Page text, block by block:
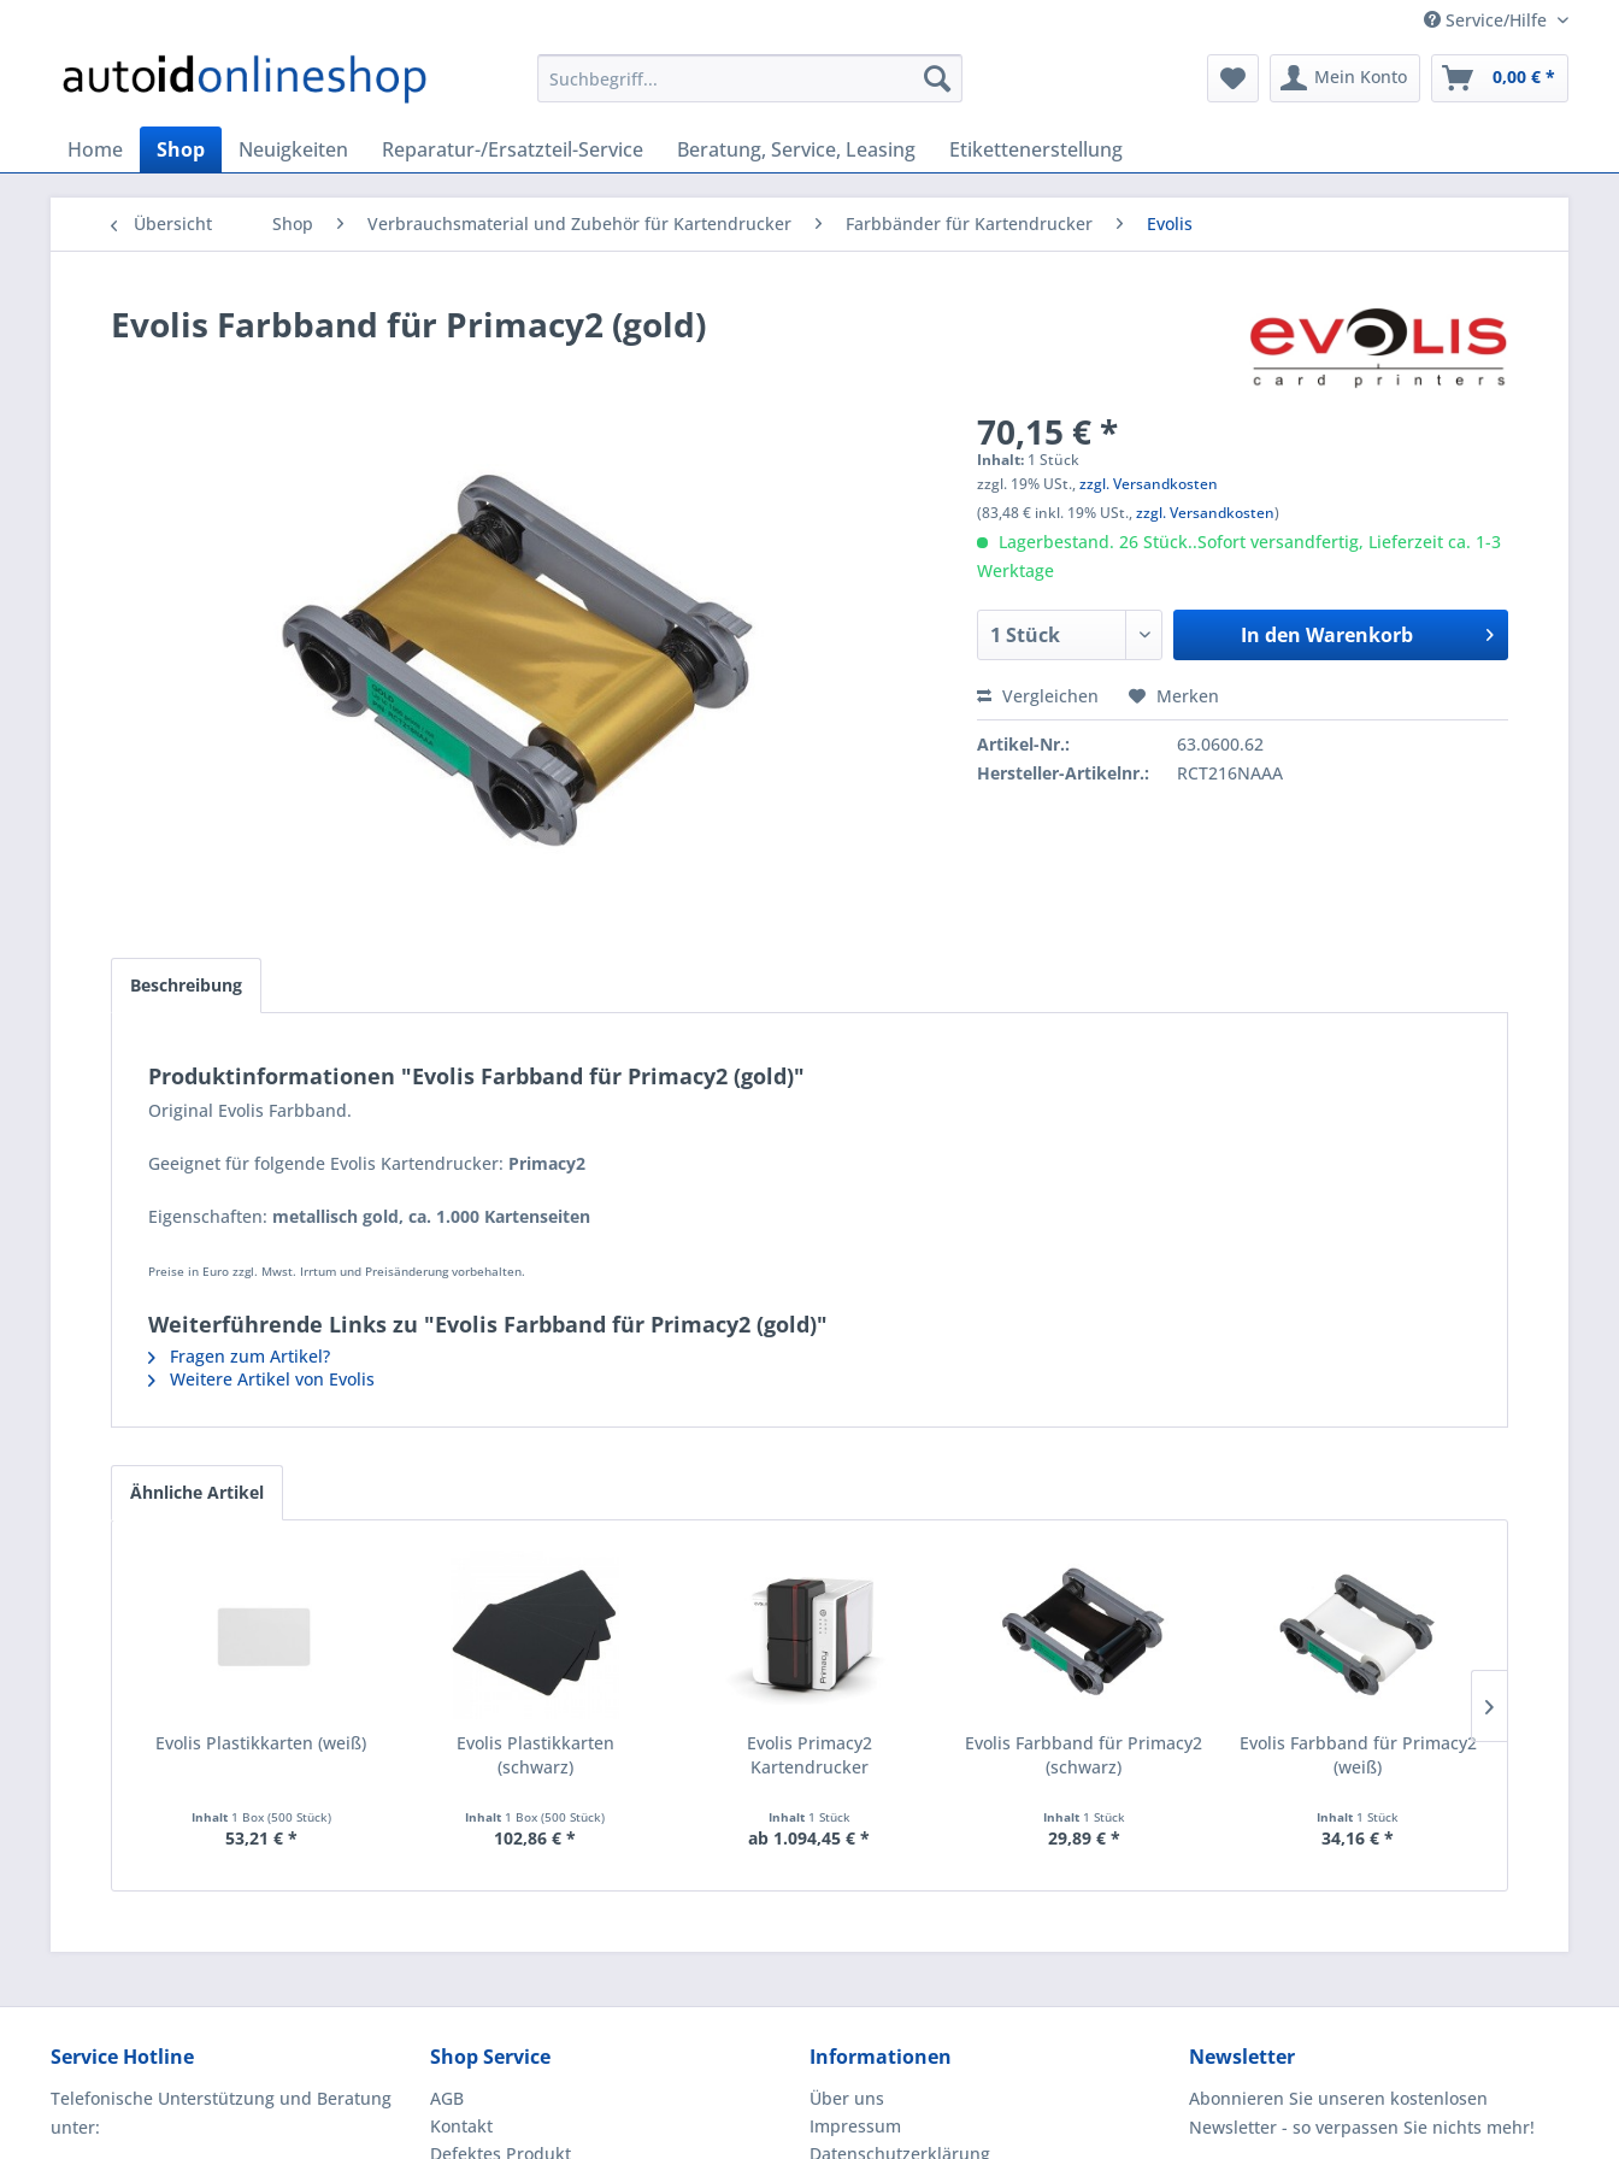
Service/Hilfe
Mein Konto 0,00 € *
Home Shop Neuigkeiten Reparatur-/Ersatzteil-Service Beratung, Service, Leasing Etikettenerstellung
Übersicht Shop Verbrauchsmaterial und Zubehör für Kartendrucker Farbbänder für Kartendrucker Evolis
Evolis Farbband für Primacy2 (gold)
70,15 € *
Inhalt: 1 Stück
zzgl. 19% USt.,zzgl. Versandkosten
(83,48 € inkl. 19% USt.,zzgl. Versandkosten)
Lagerbestand. 26 Stück..Sofort versandfertig, Lieferzeit ca. 1-3
Werktage
In den Warenkorb
Vergleichen Merken
Artikel-Nr.:
63.0600.62
Hersteller-Artikelnr.:
RCT216NAAA
Beschreibung
Produktinformationen "Evolis Farbband für Primacy2 (gold)"
Original Evolis Farbband.
Geeignet für folgende Evolis Kartendrucker: Primacy2
Eigenschaften: metallisch gold, ca. 1.000 Kartenseiten
Preise in Euro zzgl. Mwst. Irrtum und Preisänderung vorbehalten.
Weiterführende Links zu "Evolis Farbband für Primacy2 (gold)"
Fragen zum Artikel?
Weitere Artikel von Evolis
Ähnliche Artikel
Evolis Plastikkarten (weiß)
Inhalt 1 Box (500 Stück)
53,21 € *
Evolis Plastikkarten
(schwarz)
Inhalt 1 Box (500 Stück)
102,86 € *
Evolis Primacy2
Kartendrucker
Inhalt 1 Stück
ab 1.094,45 € *
Evolis Farbband für Primacy2
(schwarz)
Inhalt 1 Stück
29,89 € *
Evolis Farbband für Primacy2
(weiß)
Inhalt 1 Stück
34,16 € *
Service Hotline
Telefonische Unterstützung und Beratung
unter:
Shop Service
AGB
Kontakt
Defektes Produkt
Informationen
Über uns
Impressum
Datenschutzerklärung
Newsletter
Abonnieren Sie unseren kostenlosen
Newsletter - so verpassen Sie nichts mehr!